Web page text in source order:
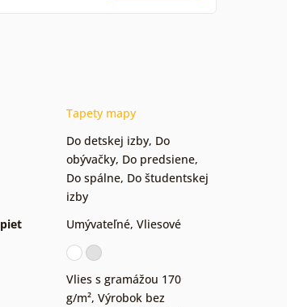
Tapety mapy
Do detskej izby, Do
obývačky, Do predsiene,
Do spálne, Do študentskej
izby
Umývateľné, Vliesové
Vlies s gramážou 170
g/m², Výrobok bez